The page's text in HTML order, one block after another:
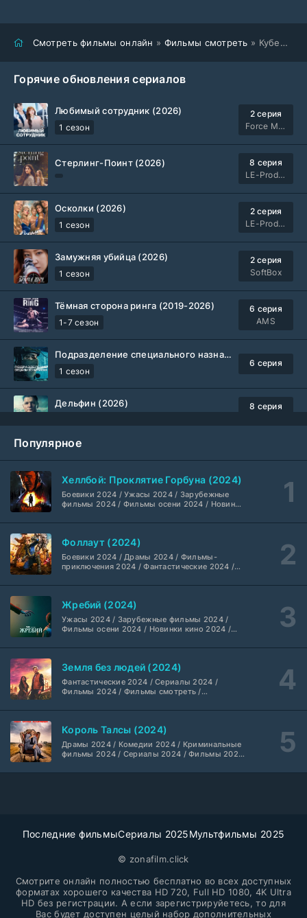
Смотреть фильмы онлайн » Фильмы смотреть » Кубера (2025)
Горячие обновления сериалов
Любимый сотрудник (2026)
1 сезон
2 серия
Force Media
Стерлинг-Поинт (2026)
8 серия
LE-Production
Осколки (2026)
1 сезон
2 серия
LE-Production
Замужняя убийца (2026)
1 сезон
2 серия
SoftBox
Тёмная сторона ринга (2019-2026)
1-7 сезон
6 серия
AMS
Подразделение специального назначения (2026)
1 сезон
6 серия
Дельфин (2026)
8 серия
Шугар (2026)
Укрытие (2026)
1-3 сезон
5 серия
HDrezka Studio
Мыс страха (2026)
1 сезон
Dragon Money Studio
Библиотекари: Следующая глава (2026)
1-2 сезон
2 серия
1 сезон
Дубляж HDrezka St.
Анна медиум (2021-2026)
1-5 сезон
2 серия
Страна боев (2026)
Рыцарь Семи Королевств (2026)
1 сезон
6 серия
Syncmer
Популярное
Хеллбой: Проклятие Горбуна (2024)
Боевики 2024 / Ужасы 2024 / Зарубежные
фильмы 2024 / Фильмы осени 2024 / Новинки
2024 / Американские фильмы / Фильмы
высоким рейтингом / Интересные фильмы /
Крутые фильмы / Популярные фильмы
Фоллаут (2024)
Боевики 2024 / Драмы 2024 / Фильмы-
приключения 2024 / Фантастические 2024 /
смотреть / Сериалы в 4K UHD / Американские
Жребий (2024)
Ужасы 2024 / Зарубежные фильмы 2024 /
Фильмы осени 2024 / Новинки кино 2024 /
Американские фильмы / Фильмы смотреть /
фильмы / Крутые фильмы / Популярные
фильмы
Земля без людей (2024)
Фантастические 2024 / Сериалы 2024 /
Фильмы 2024 / Фильмы смотреть /
Король Талсы (2024)
Драмы 2024 / Комедии 2024 / Криминальные
фильмы 2024 / Сериалы 2024 / Фильмы 2024
Последние фильмыСериалы 2025Мультфильмы 2025
© zonafilm.click
Смотрите онлайн полностью бесплатно во всех доступных
форматах хорошего качества HD 720, Full HD 1080, 4K Ultra
HD без регистрации. А если зарегистрируйетесь, то для
Вас будет доступен целый набор дополнительных